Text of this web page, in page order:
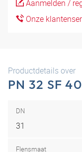
Aanmelden /
Onze
Productdetails over
PN 32 SF
DN
31
Flensmaat